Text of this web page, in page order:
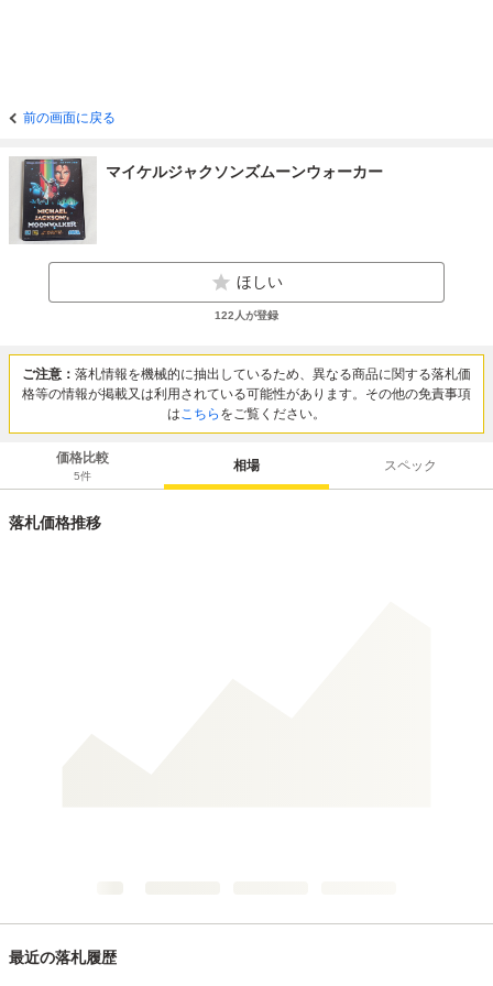
前の画面に戻る
マイケルジャクソンズムーンウォーカー
ほしい
122 人が登録
ご注意： 落札情報を機械的に抽出しているため、異なる商品に関する落札価
格等の情報が掲載又は利用されている可能性があります。その他の免責事項
はこちら をご覧ください。
価格比較
5件
相場 スペック
落札価格推移
最近の落札履歴